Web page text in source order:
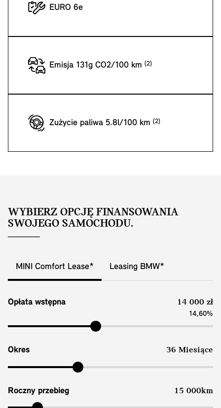
EURO 6e
Emisja 131g CO2/100 km
Zużycie paliwa 5.8l/100 km
WYBIERZ OPCJĘ FINANSOWANIA
SWOJEGO SAMOCHODU.
MINI Comfort Lease* Leasing BMW*
Opłata wstępna 14 000 zł
14,60%
Okres 36 Miesiące
Roczny przebieg 15 000km